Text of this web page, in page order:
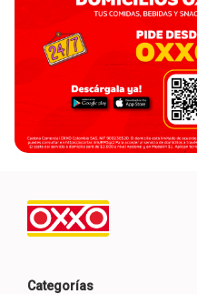
Categorías